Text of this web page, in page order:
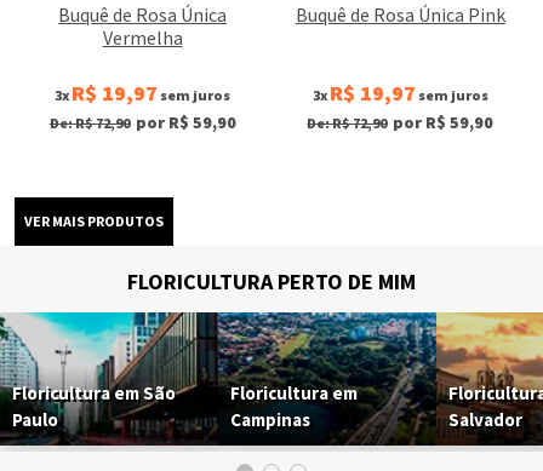
Buquê de Rosa Única
Vermelha
3x R$ 19,97 sem juros
De: R$ 72,90 por R$ 59,90
Buquê de Rosa Única Pink
3x R$ 19,97 sem juros
De: R$ 72,90 por R$ 59,90
FLORICULTURA PERTO DE MIM
Floricultura em São
Paulo
Floricultura em
Campinas
Salvador